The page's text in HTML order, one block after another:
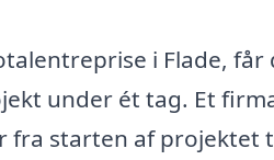
i Flade,
under ét tag. Et
fra starten af